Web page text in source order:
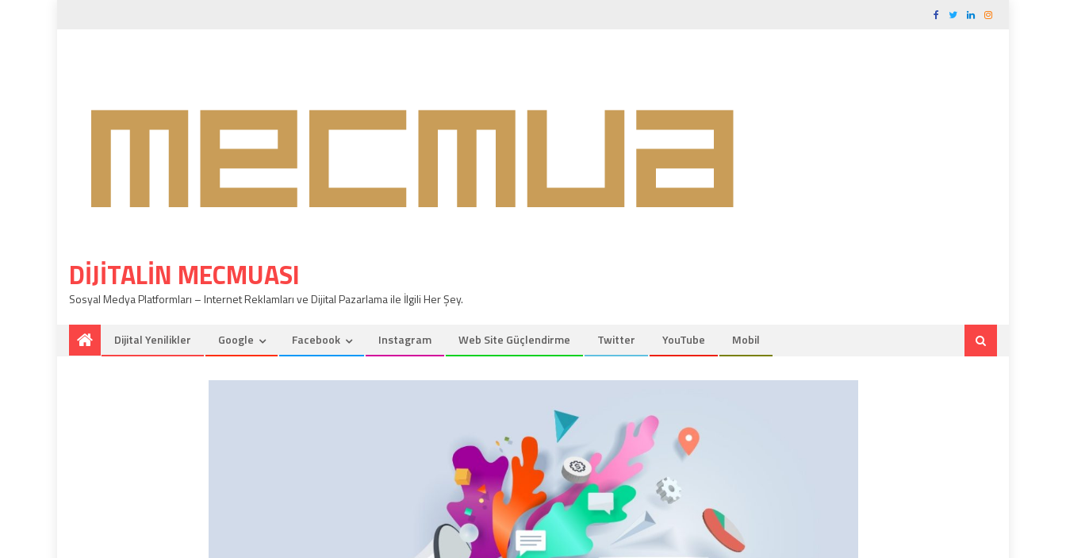
DIJITALIN MECMUASI
Sosyal Medya Platformları – Internet Reklamları ve Dijital Pazarlama ile İlgili Her Şey.
Dijital Yenilikler Google Facebook Instagram Web Site Güçlendirme Twitter YouTube Mobil